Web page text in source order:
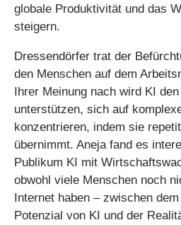
globale Produktivität und das
steigern.
Dressendörfer trat der
den Menschen auf dem
Ihrer Meinung nach wird KI
unterstützen, sich auf
konzentrieren, indem sie
übernimmt. Aneja fand es
Publikum KI mit
obwohl viele Menschen noch
Internet haben – zwischen
Potenzial von KI und der